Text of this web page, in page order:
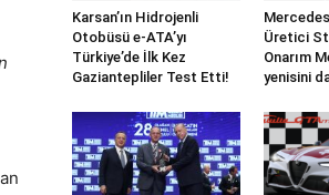
Karsan’ın Hidrojenli
Otobüsü e-ATA’yı
Türkiye’de İlk Kez
Gaziantepliler Test Etti!
Üretici
Onarım
yenisini